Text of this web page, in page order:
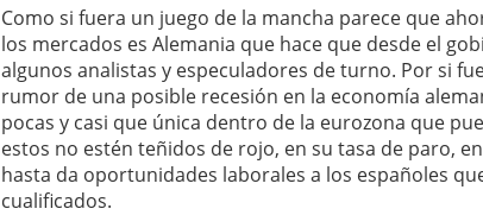
Como si fuera un juego de la mancha parece que
los mercados es Alemania que hace que desde el
algunos analistas y especuladores de turno. Por si
rumor de una posible recesión en la economía
pocas y casi que única dentro de la eurozona que
estos no estén teñidos de rojo, en su tasa de paro, en
hasta da oportunidades laborales a los españoles
cualificados.